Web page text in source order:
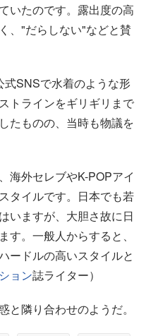
いたのです。露出度の高
、"だらしない"などと賛
SNSで水着のような形
トラインをギリギリまで
たものの、当時も物議を
海外セレブやK-POPアイ
タイルです。日本でも若
いますが、大胆さ故に日
。一般人からすると、
ードルの高いスタイルと
ョン誌ライター）
と隣り合わせのようだ。